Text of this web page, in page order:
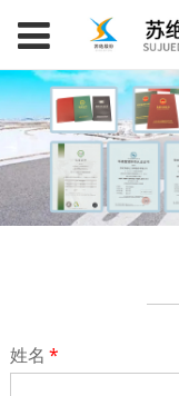
姓名 *